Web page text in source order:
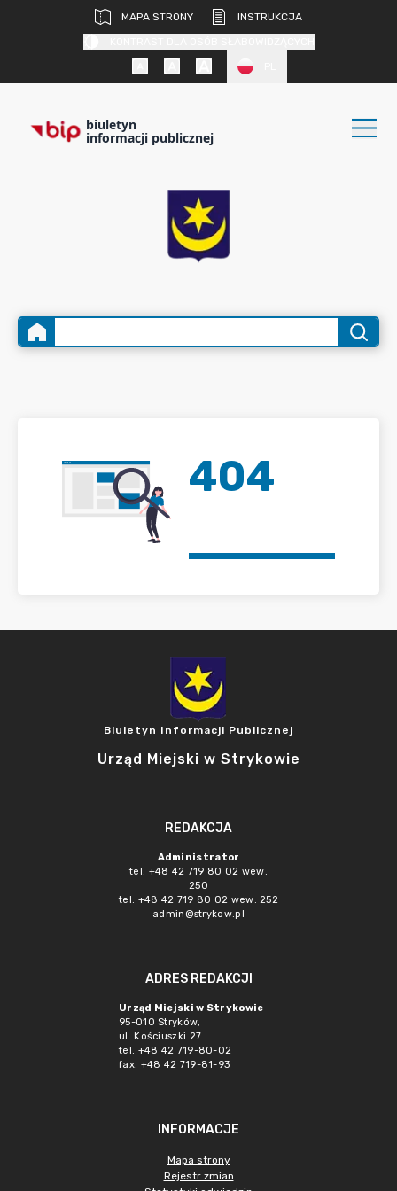
MAPA STRONY
INSTRUKCJA
biuletyn
informacji publicznej
404
Biuletyn Informacji Publicznej
Urząd Miejski w Strykowie
REDAKCJA
Administrator
tel. +48 42 719 80 02 wew.
250
tel. +48 42 719 80 02 wew. 252
admin@strykow.pl
ADRES REDAKCJI
Urząd Miejski w Strykowie
95-010 Stryków,
ul. Kościuszki 27
tel. +48 42 719-80-02
fax. +48 42 719-81-93
INFORMACJE
Mapa strony
Rejestr zmian